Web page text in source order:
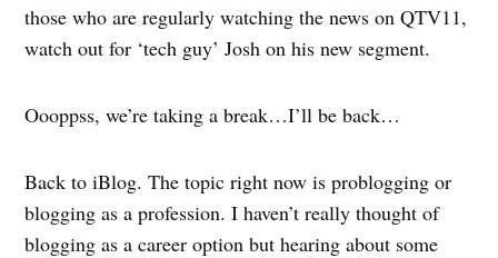
those who are regularly watching the news on QTV11,
watch out for ‘tech guy’ Josh on his new segment.
Oooppss, we’re taking a break…I’ll be back…
Back to iBlog. The topic right now is problogging or
blogging as a profession. I haven’t really thought of
blogging as a career option but hearing about some